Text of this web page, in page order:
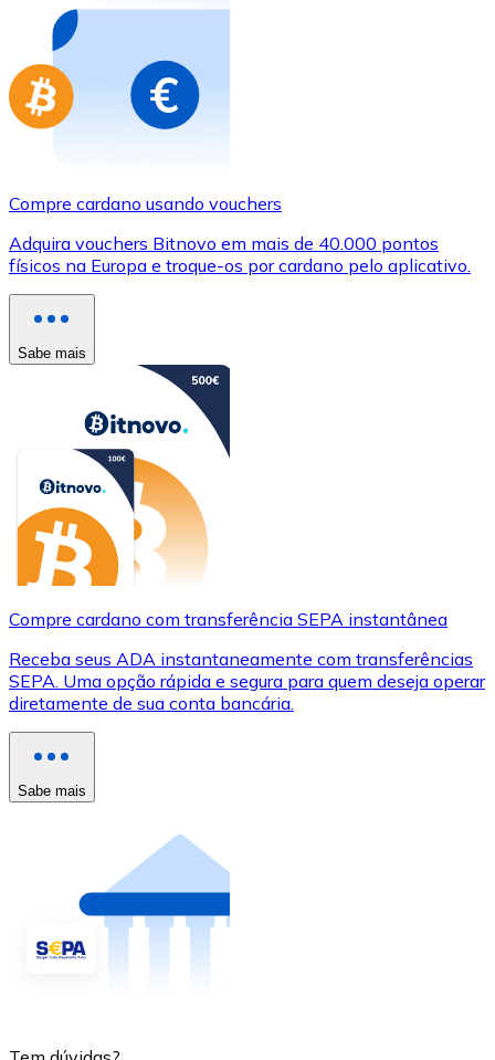
Compre cartões-presente das suas marcas favoritas
Ir para a loja de cartões-presente
Compre cardano usando vouchers
Adquira vouchers Bitnovo em mais de 40.000 pontos
físicos na Europa e troque-os por cardano pelo aplicativo.
Sabe mais
Compre cardano com transferência SEPA instantânea
Receba seus ADA instantaneamente com transferências
SEPA. Uma opção rápida e segura para quem deseja operar
diretamente de sua conta bancária.
Sabe mais